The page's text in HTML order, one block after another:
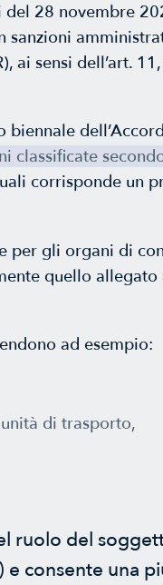
28 novembre
sanzioni
ai sensi dell’art.
biennale
classificate
corrisponde un
per gli organi di
quello allegato
ad esempio:
di trasporto,
ruolo del
consente una